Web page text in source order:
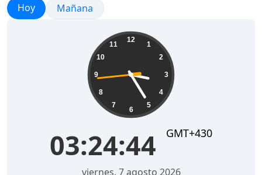
Amanecer y atardecer
Hoy Amanecer y atardecer
Mañana
12
1
2
3
4
5
6
7
8
9
10
11
03:24:45 GMT+430
viernes, 7 agosto 2026